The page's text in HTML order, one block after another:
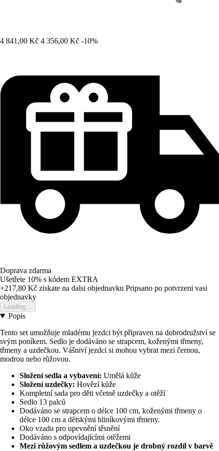
4 841,00 Kč 4 356,00 Kč -10%
Doprava zdarma
Ušetřete 10% s kódem EXTRA
+217,80 Kč ziskate na dalsi objednavku Pripsano po potvrzeni vasi
objednavky
Loading...
Popis
Tento set umožňuje mladému jezdci být připraven na dobrodružství se
svým poníkem. Sedlo je dodáváno se strapcem, koženými třmeny,
třmeny a uzdečkou. Vášniví jezdci si mohou vybrat mezi černou,
modrou nebo růžovou.
Složení sedla a vybavení: Umělá kůže
Složení uzdečky: Hovězí kůže
Kompletní sada pro děti včetně uzdečky a otěží
Sedlo 13 palců
Dodáváno se strapcem o délce 100 cm, koženými třmeny o
délce 100 cm a dětskými hliníkovými třmeny.
Oko vzadu pro upevnění těsnění
Dodáváno s odpovídajícími otěžemi
Mezi růžovým sedlem a uzdečkou je drobný rozdíl v barvě